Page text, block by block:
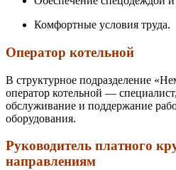
Комфортные условия труда.
Оператор котельной
В структурное подразделение
оператор котельной —
обслуживание и поддержание
оборудования.
Руководитель платного
направлениям